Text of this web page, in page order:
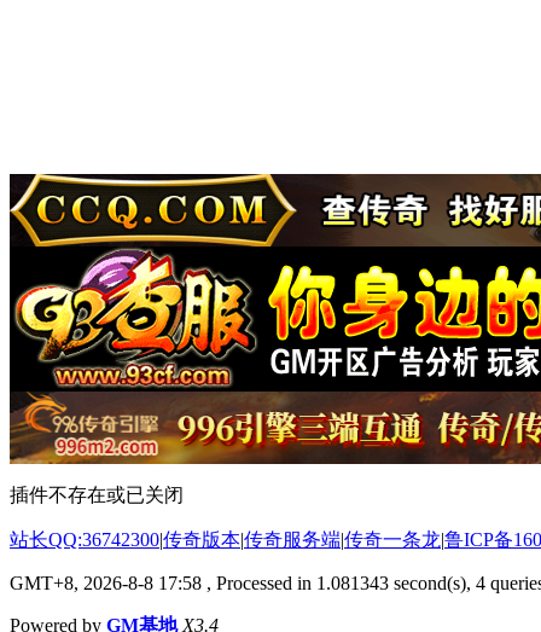
插件不存在或已关闭
站长QQ:36742300|传奇版本|传奇服务端|传奇一条龙|鲁ICP备
GMT+8, 2026-8-8 17:58 , Processed in 1.081343 second(s), 4
Powered by GM基地 X3.4